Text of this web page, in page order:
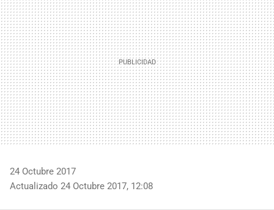
24 Octubre 2017
Actualizado 24 Octubre 2017, 12:08